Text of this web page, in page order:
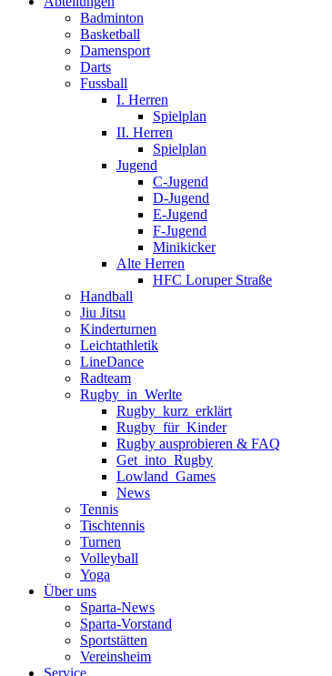
Badminton
Basketball
Damensport
Darts
Fussball
I. Herren
Spielplan
II. Herren
Spielplan
Jugend
C-Jugend
D-Jugend
E-Jugend
F-Jugend
Minikicker
Alte Herren
HFC Loruper Straße
Handball
Jiu Jitsu
Kinderturnen
Leichtathletik
LineDance
Radteam
Rugby_in_Werlte
Rugby_kurz_erklärt
Rugby_für_Kinder
Rugby ausprobieren & FAQ
Get_into_Rugby
Lowland_Games
News
Tennis
Tischtennis
Turnen
Volleyball
Yoga
Über uns
Sparta-News
Sparta-Vorstand
Sportstätten
Vereinsheim
Service